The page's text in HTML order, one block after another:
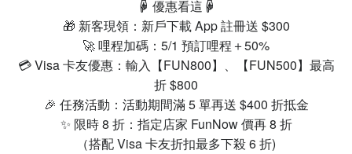
☟ 優惠看這☟
🎁 新客現領：新戶下載 App 註冊送 $300
🚀 哩程加碼：5/1 預訂哩程＋50%
💳 Visa 卡友優惠：輸入【FUN800】、【FUN500】最高
折 $800
🎉 任務活動：活動期間滿 5 單再送 $400 折抵金
✨ 限時 8 折：指定店家 FunNow 價再 8 折
（搭配 Visa 卡友折扣最多下殺 6 折)